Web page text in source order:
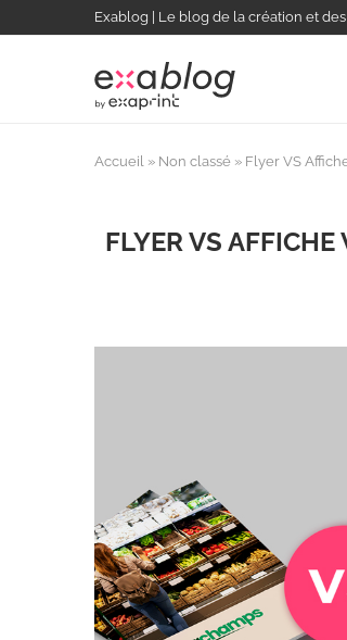
Exablog | Le blog de la création et
Accueil » Non classé » Flyer VS
FLYER VS